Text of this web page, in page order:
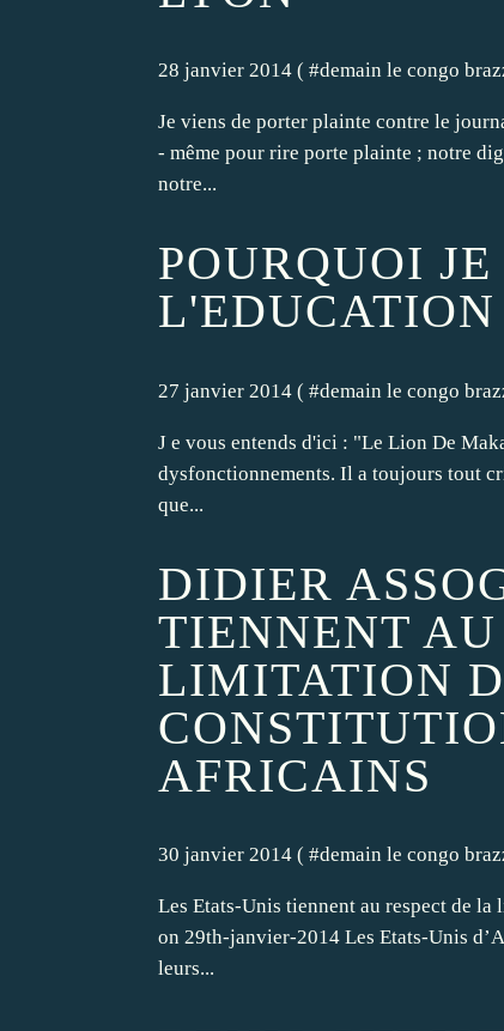
28 janvier 2014 ( #demain le congo
Je viens de porter plainte contre le
- même pour rire porte plainte ; notre
notre...
POURQUOI
L'EDUCATION
27 janvier 2014 ( #demain le congo
J e vous entends d'ici : "Le Lion De
dysfonctionnements. Il a toujours tout
que...
DIDIER
TIENNENT
LIMITATION
AFRICAINS
30 janvier 2014 ( #demain le congo
Les Etats-Unis tiennent au respect de
on 29th-janvier-2014 Les Etats-Unis
leurs...